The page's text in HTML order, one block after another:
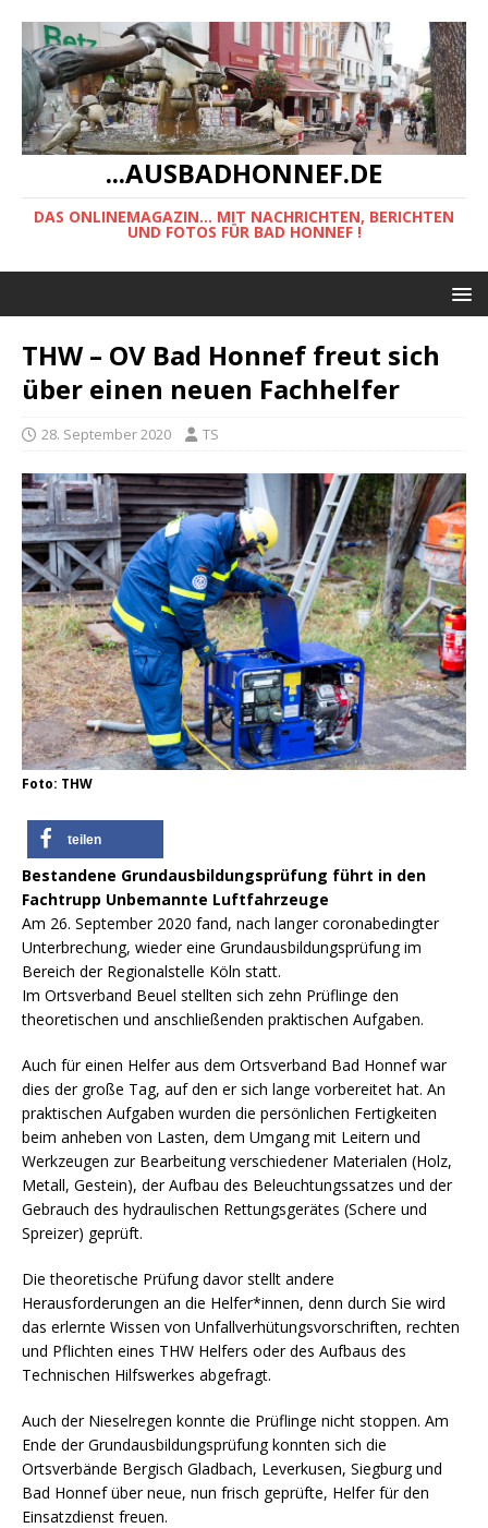
...AUSBADHONNEF.DE
DAS ONLINEMAGAZIN... MIT NACHRICHTEN, BERICHTEN
UND FOTOS FÜR BAD HONNEF !
THW – OV Bad Honnef freut sich
über einen neuen Fachhelfer
28. September 2020 TS
Foto: THW
teilen
Bestandene Grundausbildungsprüfung führt in den
Fachtrupp Unbemannte Luftfahrzeuge
Am 26. September 2020 fand, nach langer coronabedingter
Unterbrechung, wieder eine Grundausbildungsprüfung im
Bereich der Regionalstelle Köln statt.
Im Ortsverband Beuel stellten sich zehn Prüflinge den
theoretischen und anschließenden praktischen Aufgaben.
Auch für einen Helfer aus dem Ortsverband Bad Honnef war
dies der große Tag, auf den er sich lange vorbereitet hat. An
praktischen Aufgaben wurden die persönlichen Fertigkeiten
beim anheben von Lasten, dem Umgang mit Leitern und
Werkzeugen zur Bearbeitung verschiedener Materialen (Holz,
Metall, Gestein), der Aufbau des Beleuchtungssatzes und der
Gebrauch des hydraulischen Rettungsgerätes (Schere und
Spreizer) geprüft.
Die theoretische Prüfung davor stellt andere
Herausforderungen an die Helfer*innen, denn durch Sie wird
das erlernte Wissen von Unfallverhütungsvorschriften, rechten
und Pflichten eines THW Helfers oder des Aufbaus des
Technischen Hilfswerkes abgefragt.
Auch der Nieselregen konnte die Prüflinge nicht stoppen. Am
Ende der Grundausbildungsprüfung konnten sich die
Ortsverbände Bergisch Gladbach, Leverkusen, Siegburg und
Bad Honnef über neue, nun frisch geprüfte, Helfer für den
Einsatzdienst freuen.